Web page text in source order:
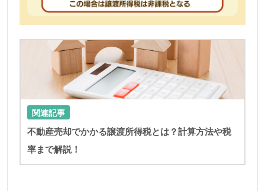
関連記事
不動産売却でかかる譲渡所得税とは？計算方法や税
率まで解説！